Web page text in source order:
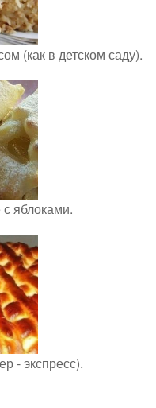
(как в детском саду).
яблоками.
- экспресс).